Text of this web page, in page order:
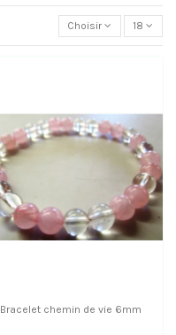
Choisir 18
Bracelet chemin de vie 6mm